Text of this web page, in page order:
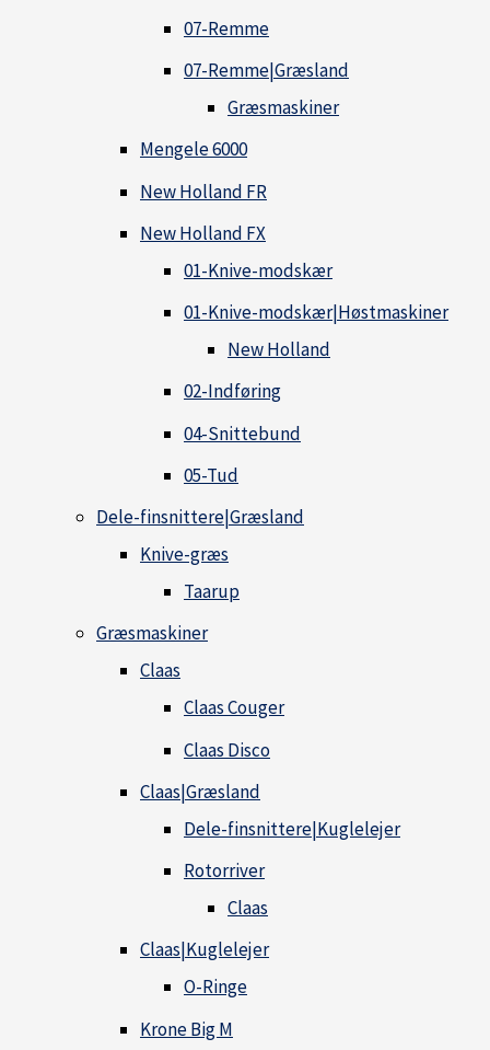
07-Remme
07-Remme|Græsland
Græsmaskiner
Mengele 6000
New Holland FR
New Holland FX
01-Knive-modskær
01-Knive-modskær|Høstmaskiner
New Holland
02-Indføring
04-Snittebund
05-Tud
Dele-finsnittere|Græsland
Knive-græs
Taarup
Græsmaskiner
Claas
Claas Couger
Claas Disco
Claas|Græsland
Dele-finsnittere|Kuglelejer
Rotorriver
Claas
Claas|Kuglelejer
O-Ringe
Krone Big M